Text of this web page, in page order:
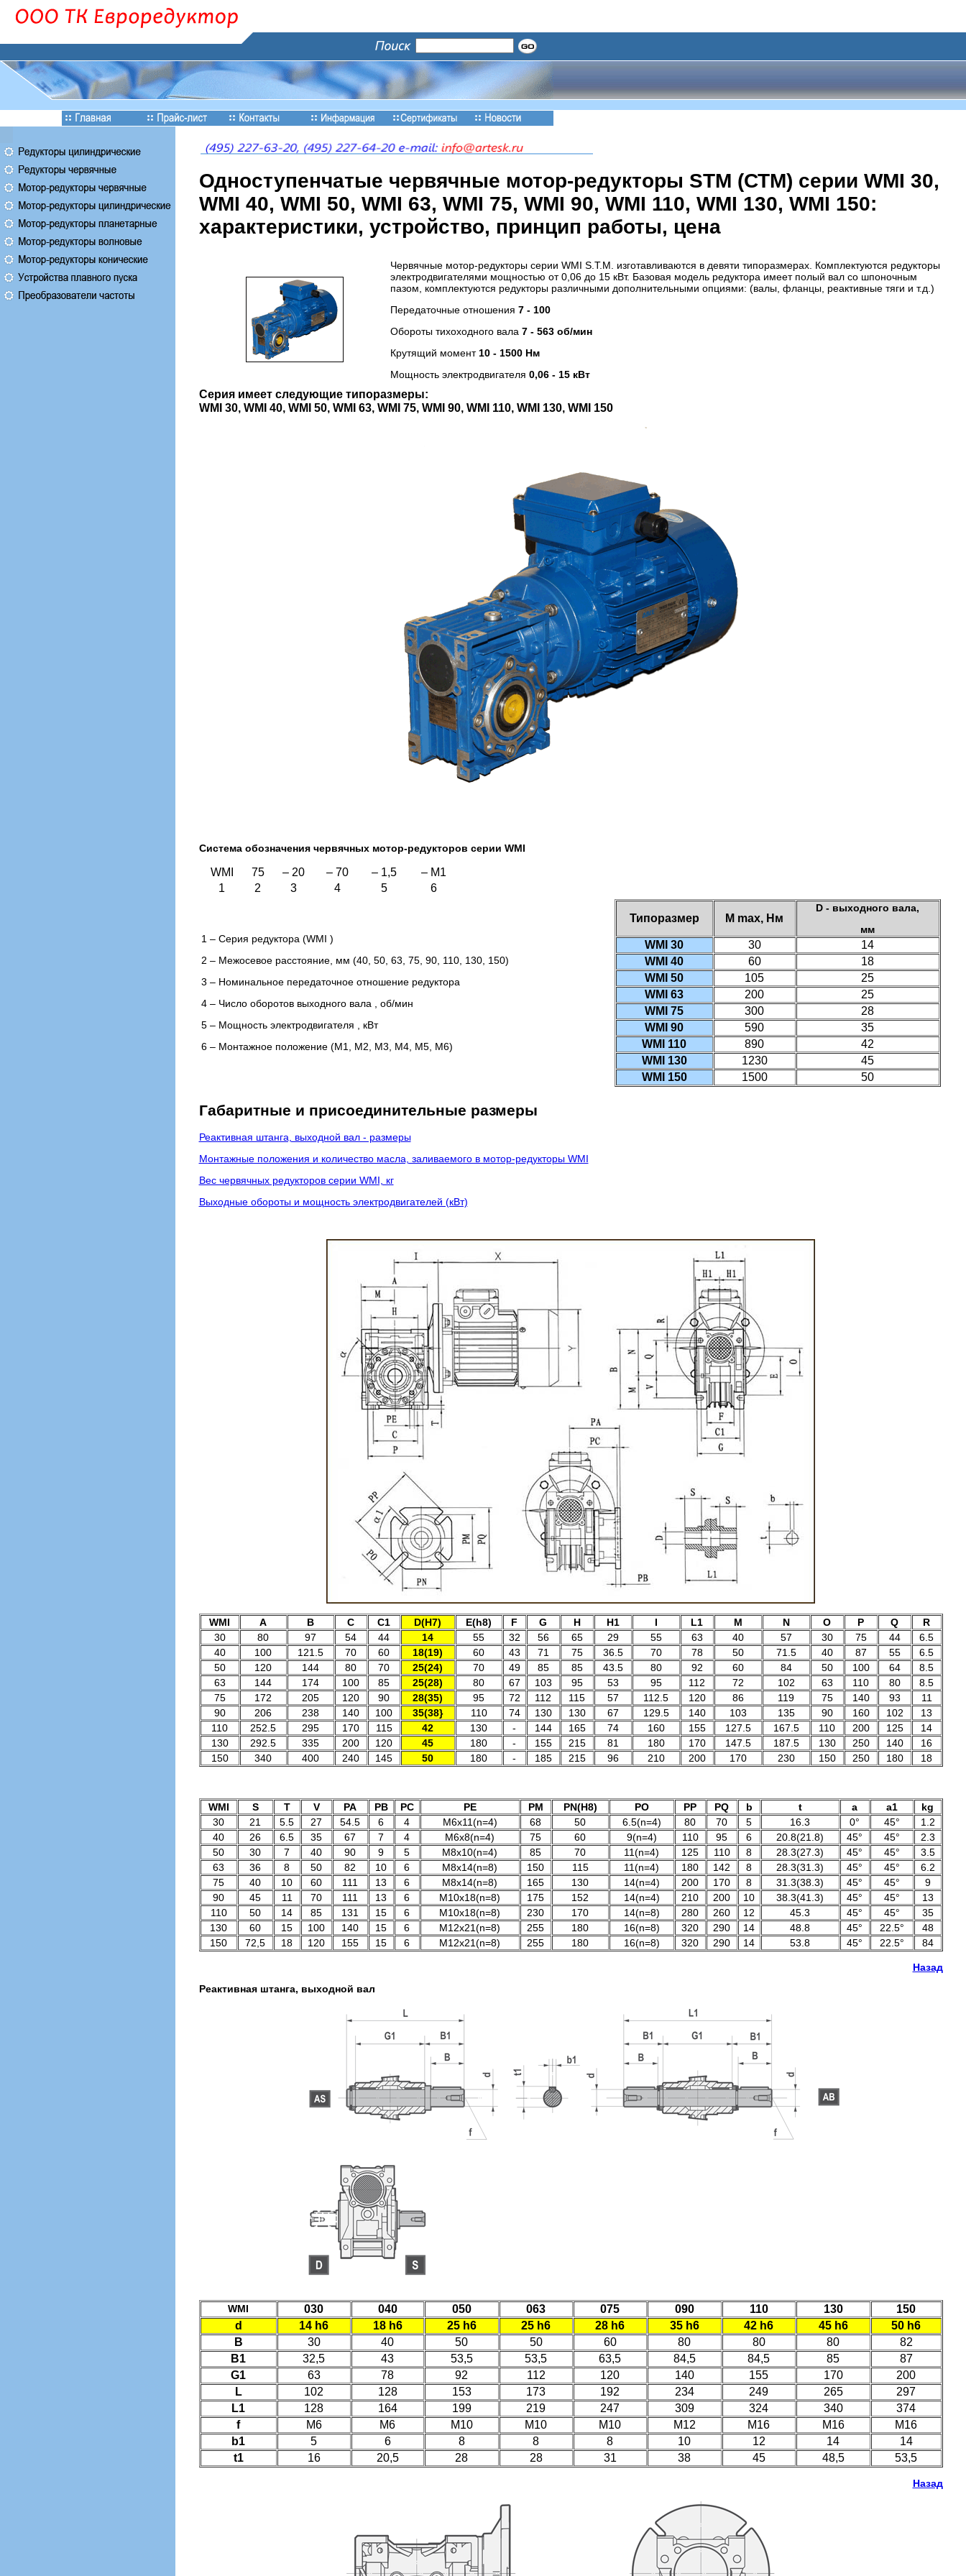
Одноступенчатые червячные мотор-редукторы STM (СТМ) серии WMI 30,
WMI 40, WMI 50, WMI 63, WMI 75, WMI 90, WMI 110, WMI 130, WMI 150:
характеристики, устройство, принцип работы, цена
Червячные мотор-редукторы серии WMI S.T.M. изготавливаются в девяти типоразмерах. Комплектуются редукторы
электродвигателями мощностью от 0,06 до 15 кВт. Базовая модель редуктора имеет полый вал со шпоночным
пазом, комплектуются редукторы различными дополнительными опциями: (валы, фланцы, реактивные тяги и т.д.)
Передаточные отношения 7 - 100
Обороты тихоходного вала 7 - 563 об/мин
Крутящий момент 10 - 1500 Нм
Мощность электродвигателя 0,06 - 15 кВт
Серия имеет следующие типоразмеры:
WMI 30, WMI 40, WMI 50, WMI 63, WMI 75, WMI 90, WMI 110, WMI 130, WMI 150
Система обозначения червячных мотор-редукторов серии WMI
WMI 75 – 20 – 70 – 1,5
– M1
1
2 3 4 5 6
1 – Cерия редуктора (WMI )
2 – Межосевое расстояние, мм (40, 50, 63, 75, 90, 110, 130, 150)
3 – Номинальное передаточное отношение редуктора
4 – Число оборотов выходного вала , об/мин
5 – Мощность электродвигателя , кВт
6 – Монтажное положение (M1, M2, M3, M4, M5, M6)
Типоразмер M max, Нм
D - выходного вала,
мм
WMI 30 30
14
WMI 40
60
18
WMI 50
105
25
WMI 63
200
25
WMI 75
300
28
WMI 90
590
35
WMI 110
890
42
WMI 130
1230
45
WMI 150
1500 50
Габаритные и присоединительные размеры
Реактивная штанга, выходной вал - размеры
Монтажные положения и количество масла, заливаемого в мотор-редукторы WMI
Вес червячных редукторов серии WMI, кг
Выходные обороты и мощность электродвигателей (кВт)
WMI A В С C1 D(H7) E(h8) F G H H1 I L1 M N O P Q
R
30
80 97 54 44 14 55 32 56 65 29 55 63 40 57 30 75 44
6.5
40
100 121.5 70 60 18(19) 60 43 71 75 36.5 70 78 50 71.5 40 87 55
6.5
50
120 144 80 70 25(24) 70 49 85 85 43.5 80 92 60 84 50 100 64
8.5
63
144 174 100 85 25(28) 80 67 103 95 53 95 112 72 102 63 110 80
8.5
75
172 205 120 90 28(35) 95 72 112 115 57 112.5 120 86 119 75 140 93
11
90
206 238 140 100 35(38} 110 74 130 130 67 129.5 140 103 135 90 160 102
13
110
252.5 295 170 115 42 130 - 144 165 74 160 155 127.5 167.5 110 200 125
14
130
292.5 335 200 120 45 180 - 155 215 81 180 170 147.5 187.5 130 250 140
16
150
340 400 240 145 50 180 - 185 215 96 210 200 170 230 150 250 180 18
WMI S T V PA PB PC PE PM PN(H8) PO PP PQ b t a a1
kg
30
21 5.5 27 54.5 6 4 M6x11(n=4) 68 50 6.5(n=4) 80 70 5 16.3 0° 45°
1.2
40
26 6.5 35 67 7 4 M6x8(n=4) 75 60 9(n=4) 110 95 6 20.8(21.8) 45° 45°
2.3
50
30 7 40 90 9 5 M8x10(n=4) 85 70 11(n=4) 125 110 8 28.3(27.3) 45° 45°
3.5
63
36 8 50 82 10 6 M8x14(n=8) 150 115 11(n=4) 180 142 8 28.3(31.3) 45° 45°
6.2
75
40 10 60 111 13 6 M8x14(n=8) 165 130 14(n=4) 200 170 8 31.3(38.3) 45° 45°
9
90
45 11 70 111 13 6 M10x18(n=8) 175 152 14(n=4) 210 200 10 38.3(41.3) 45° 45°
13
110
50 14 85 131 15 6 M10x18(n=8) 230 170 14(n=8) 280 260 12 45.3 45° 45°
35
130
60 15 100 140 15 6 M12x21(n=8) 255 180 16(n=8) 320 290 14 48.8 45° 22.5°
48
150
72,5 18 120 155 15 6 M12x21(n=8) 255 180 16(n=8) 320 290 14 53.8 45° 22.5° 84
Назад
Реактивная штанга, выходной вал
WMI 030 040 050 063 075 090 110 130
150
d
14 h6 18 h6 25 h6 25 h6 28 h6 35 h6 42 h6 45 h6
50 h6
B
30 40 50 50 60 80 80 80
82
B1
32,5 43 53,5 53,5 63,5 84,5 84,5 85
87
G1
63 78 92 112 120 140 155 170
200
L
102 128 153 173 192 234 249 265
297
L1
128 164 199 219 247 309 324 340
374
f
M6 M6 M10 M10 M10 M12 M16 M16
M16
b1
5 6 8 8 8 10 12 14
14
t1
16 20,5 28 28 31 38 45 48,5 53,5
Назад